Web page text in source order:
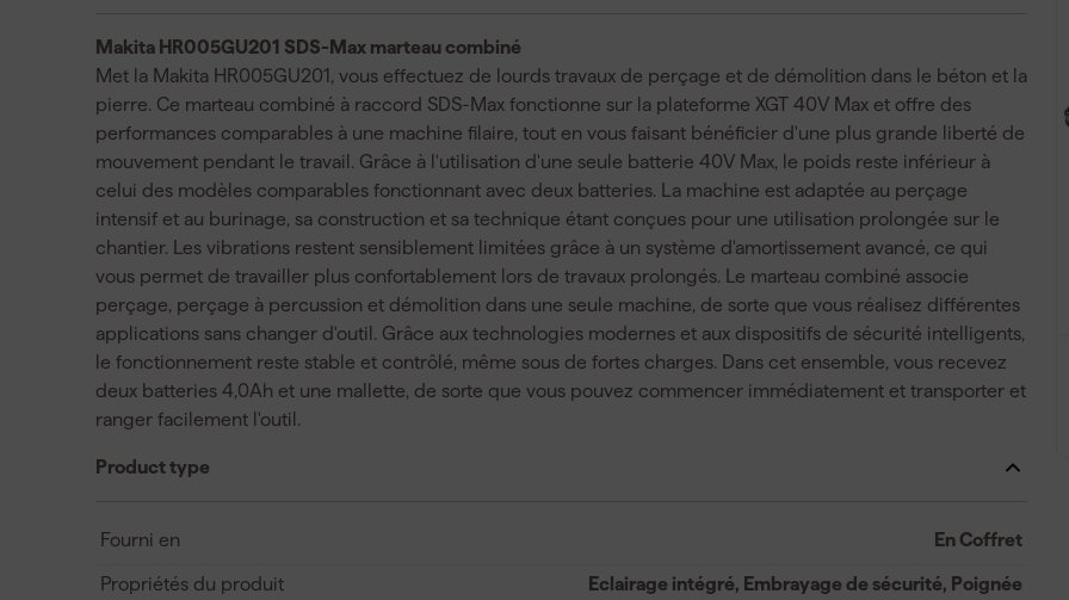
Makita HR005GU201 SDS-Max marteau combiné
Met la Makita HR005GU201, vous effectuez de lourds travaux de perçage et de démolition dans le béton et la
pierre. Ce marteau combiné à raccord SDS-Max fonctionne sur la plateforme XGT 40V Max et offre des
performances comparables à une machine filaire, tout en vous faisant bénéficier d'une plus grande liberté de
mouvement pendant le travail. Grâce à l'utilisation d'une seule batterie 40V Max, le poids reste inférieur à
celui des modèles comparables fonctionnant avec deux batteries. La machine est adaptée au perçage
intensif et au burinage, sa construction et sa technique étant conçues pour une utilisation prolongée sur le
chantier. Les vibrations restent sensiblement limitées grâce à un système d'amortissement avancé, ce qui
vous permet de travailler plus confortablement lors de travaux prolongés. Le marteau combiné associe
perçage, perçage à percussion et démolition dans une seule machine, de sorte que vous réalisez différentes
applications sans changer d'outil. Grâce aux technologies modernes et aux dispositifs de sécurité intelligents,
le fonctionnement reste stable et contrôlé, même sous de fortes charges. Dans cet ensemble, vous recevez
deux batteries 4,0Ah et une mallette, de sorte que vous pouvez commencer immédiatement et transporter et
ranger facilement l'outil.
Product type
Fourni en En Coffret
Propriétés du produit
Eclairage intégré, Embrayage de sécurité, Poignée